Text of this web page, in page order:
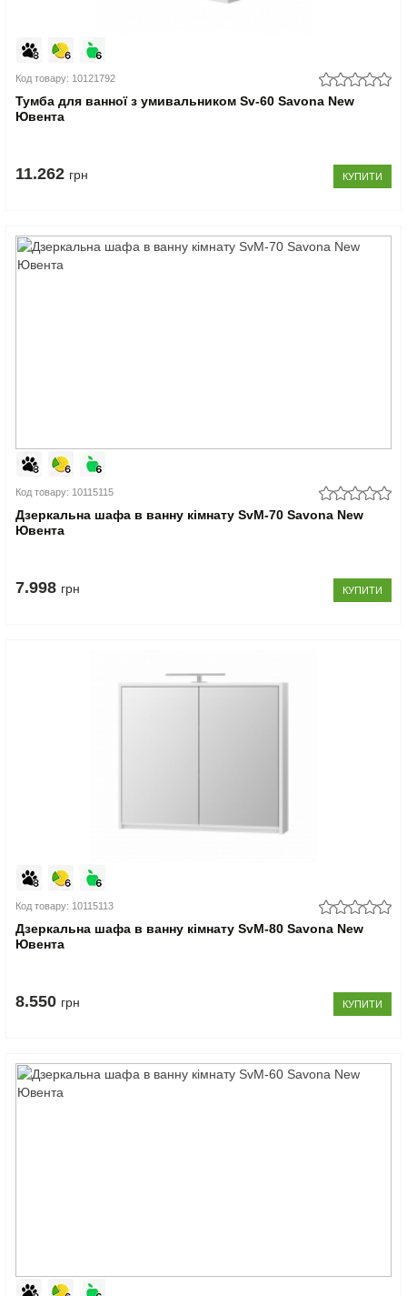
Код товару: 10121792
Тумба для ванної з умивальником Sv-60 Savona New
Ювента
11.262 грн КУПИТИ
Код товару: 10115115
Дзеркальна шафа в ванну кімнату SvM-70 Savona New
Ювента
7.998 грн КУПИТИ
Код товару: 10115113
Дзеркальна шафа в ванну кімнату SvM-80 Savona New
Ювента
8.550 грн КУПИТИ